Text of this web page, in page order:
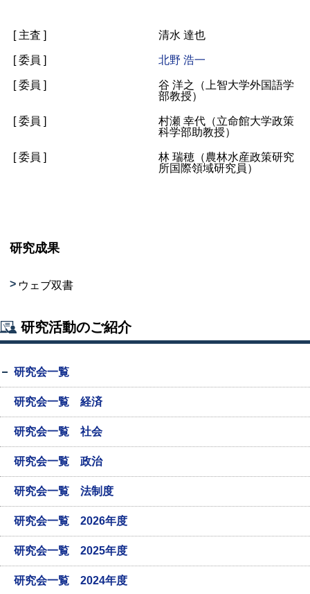
[ 主査 ] 清水 達也
[ 委員 ] 北野 浩一
[ 委員 ]
谷 洋之（上智大学外国語学
部教授）
[ 委員 ]
村瀬 幸代（立命館大学政策
科学部助教授）
[ 委員 ]
林 瑞穂（農林水産政策研究
所国際領域研究員）
研究成果
ウェブ双書
研究活動のご紹介
研究会一覧
研究会一覧 経済
研究会一覧 社会
研究会一覧 政治
研究会一覧 法制度
研究会一覧 2026年度
研究会一覧 2025年度
研究会一覧 2024年度